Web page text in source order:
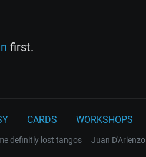
first.
CARDS WORKSHOPS
definitly lost tangos Juan D'Arienzo